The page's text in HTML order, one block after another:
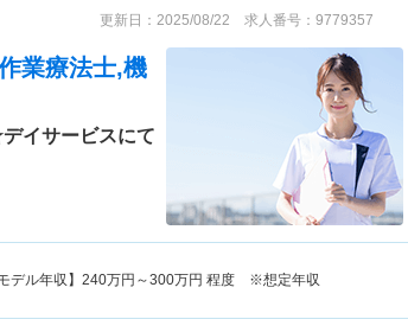
更新日：2025/08/22 求人番号：9779357
業療法士,機
イサービスにて
ル年収】 240万円～300万円 程度 ※想定年収